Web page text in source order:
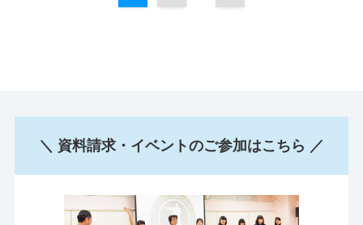
＼ 資料請求・イベントのご参加はこちら ／